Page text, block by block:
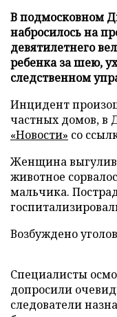
В подмосковном
набросилось на
девятилетнего
ребенка за шею,
следственном
Инцидент
частных домов, в
«Новости» со
Женщина
животное
мальчика.
Возбуждено
Специалисты
допросили
следователи